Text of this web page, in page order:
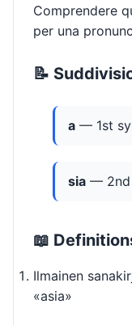
Comprendere
per una
📝
a — 1st
sia — 2nd
📖
Ilmainen
«asia»